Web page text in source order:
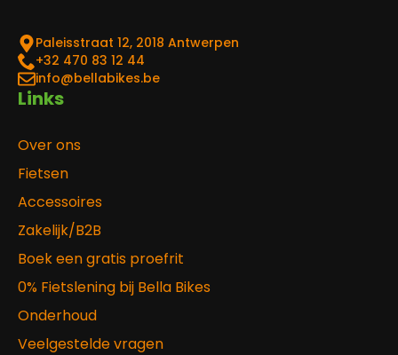
Paleisstraat 12, 2018 Antwerpen
‎+32 470 83 12 44
info@bellabikes.be
Links
Over ons
Fietsen
Accessoires
Zakelijk/B2B
Boek een gratis proefrit
0% Fietslening bij Bella Bikes
Onderhoud
Veelgestelde vragen